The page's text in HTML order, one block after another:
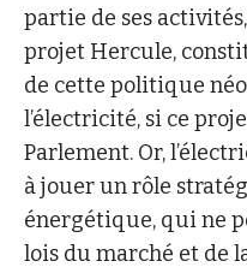
partie de ses
projet Hercule,
de cette politique
l’électricité, si ce
Parlement. Or,
à jouer un rôle
énergétique, qui ne
lois du marché et de